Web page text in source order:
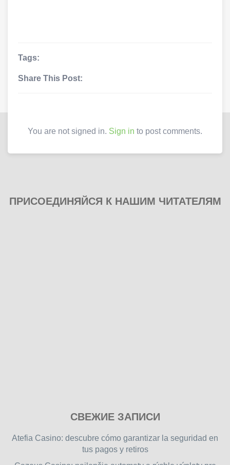
Tags:
Share This Post:
You are not signed in. Sign in to post comments.
ПРИСОЕДИНЯЙСЯ К НАШИМ ЧИТАТЕЛЯМ
free
СВЕЖИЕ ЗАПИСИ
Atefia Casino: descubre cómo garantizar la seguridad en
tus pagos y retiros